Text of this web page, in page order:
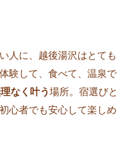
人に、越後湯沢はとても
験して、食べて、温泉で
なく叶う場所。宿選びと
心者でも安心して楽しめ